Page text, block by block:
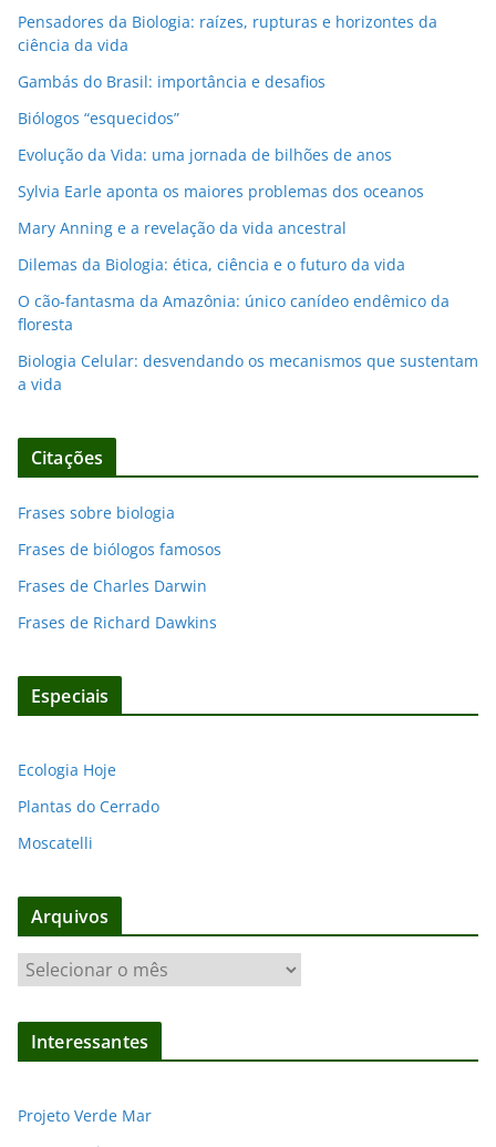
Pensadores da Biologia: raízes, rupturas e horizontes da
ciência da vida
Gambás do Brasil: importância e desafios
Biólogos “esquecidos”
Evolução da Vida: uma jornada de bilhões de anos
Sylvia Earle aponta os maiores problemas dos oceanos
Mary Anning e a revelação da vida ancestral
Dilemas da Biologia: ética, ciência e o futuro da vida
O cão-fantasma da Amazônia: único canídeo endêmico da
floresta
Biologia Celular: desvendando os mecanismos que sustentam
a vida
Citações
Frases sobre biologia
Frases de biólogos famosos
Frases de Charles Darwin
Frases de Richard Dawkins
Especiais
Ecologia Hoje
Plantas do Cerrado
Moscatelli
Arquivos
q
Interessantes
Projeto Verde Mar